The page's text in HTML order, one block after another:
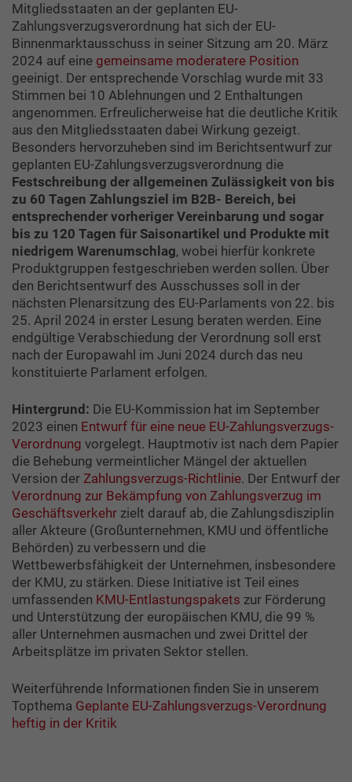
Mitgliedsstaaten an der geplanten EU-
Zahlungsverzugsverordnung hat sich der EU-
Binnenmarktausschuss in seiner Sitzung am 20. März
2024 auf eine gemeinsame moderatere Position
geeinigt. Der entsprechende Vorschlag wurde mit 33
Stimmen bei 10 Ablehnungen und 2 Enthaltungen
angenommen. Erfreulicherweise hat die deutliche Kritik
aus den Mitgliedsstaaten dabei Wirkung gezeigt.
Besonders hervorzuheben sind im Berichtsentwurf zur
geplanten EU-Zahlungsverzugsverordnung die
Festschreibung der allgemeinen Zulässigkeit von bis
zu 60 Tagen Zahlungsziel im B2B- Bereich, bei
entsprechender vorheriger Vereinbarung und sogar
bis zu 120 Tagen für Saisonartikel und Produkte mit
niedrigem Warenumschlag, wobei hierfür konkrete
Produktgruppen festgeschrieben werden sollen. Über
den Berichtsentwurf des Ausschusses soll in der
nächsten Plenarsitzung des EU-Parlaments von 22. bis
25. April 2024 in erster Lesung beraten werden. Eine
endgültige Verabschiedung der Verordnung soll erst
nach der Europawahl im Juni 2024 durch das neu
konstituierte Parlament erfolgen.
Hintergrund: Die EU-Kommission hat im September
2023 einen Entwurf für eine neue EU-Zahlungsverzugs-
Verordnung vorgelegt. Hauptmotiv ist nach dem Papier
die Behebung vermeintlicher Mängel der aktuellen
Version der Zahlungsverzugs-Richtlinie. Der Entwurf der
Verordnung zur Bekämpfung von Zahlungsverzug im
Geschäftsverkehr zielt darauf ab, die Zahlungsdisziplin
aller Akteure (Großunternehmen, KMU und öffentliche
Behörden) zu verbessern und die
Wettbewerbsfähigkeit der Unternehmen, insbesondere
der KMU, zu stärken. Diese Initiative ist Teil eines
umfassenden KMU-Entlastungspakets zur Förderung
und Unterstützung der europäischen KMU, die 99 %
aller Unternehmen ausmachen und zwei Drittel der
Arbeitsplätze im privaten Sektor stellen.
Weiterführende Informationen finden Sie in unserem
Topthema Geplante EU-Zahlungsverzugs-Verordnung
heftig in der Kritik